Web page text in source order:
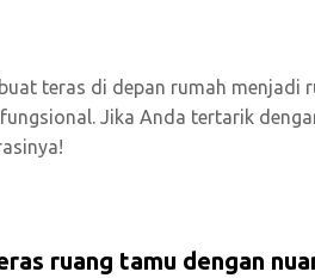
teras di depan rumah menjadi
Jika Anda tertarik
ruang tamu dengan